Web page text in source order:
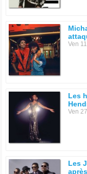
Ven
Les
Ven
Les